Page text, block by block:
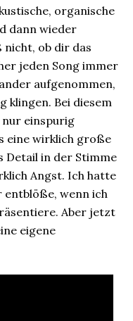
organische
dann wieder
nicht, ob dir das
jeden Song immer
aufgenommen,
klingen. Bei diesem
nur einspurig
eine wirklich große
Detail in der Stimme
Angst. Ich hatte
entblöße, wenn ich
Aber jetzt
eigene